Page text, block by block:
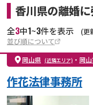
香川県の離婚
全3中1~3件を表示
(更
並び順について
岡山県 (近隣エリア) ・ 岡
作花法律事務所